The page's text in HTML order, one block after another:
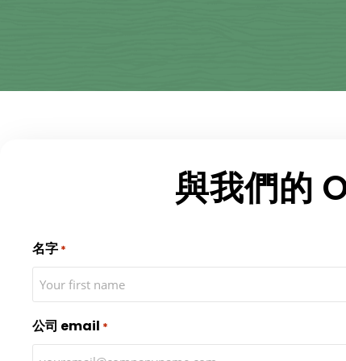
與我們的
名字 *
公司 email *